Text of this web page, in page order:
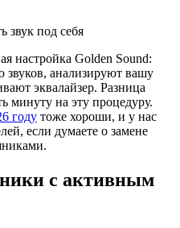
звук под себя
настройка Golden Sound:
звуков, анализируют вашу
эквалайзер. Разница
минуту на эту процедуру.
году тоже хороши, и у нас
если думаете о замене
с активным